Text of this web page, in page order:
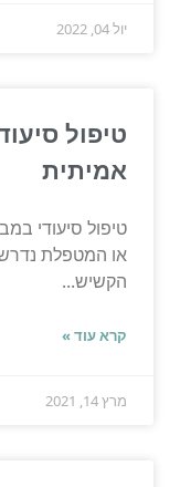
יול 04, 2022
טיפול
אמיתית
טיפול סיעודי
או המטפלת
הקשיש...
קרא עוד »
מרץ 14, 2021